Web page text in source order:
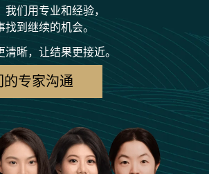
们用专业和经验，
到继续的机会。
晰，让结果更接近。
专家沟通